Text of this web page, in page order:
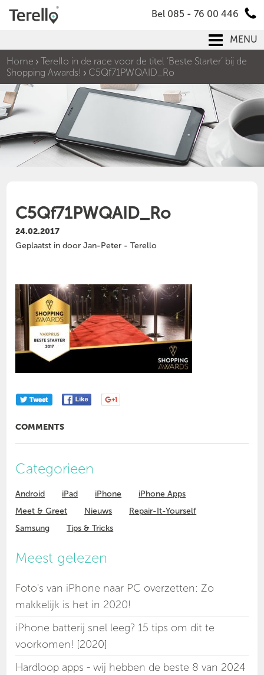
Bel 085 - 76 00 446
MENU
Home
Terello in de race voor de titel ‘Beste Starter’ bij de
Shopping Awards!
C5Qf71PWQAID_Ro
C5Qf71PWQAID_Ro
24.02.2017
Geplaatst in door Jan-Peter - Terello
COMMENTS
Categorieen
Android iPad iPhone
iPhone Apps
Meet & Greet
Nieuws
Repair-It-Yourself
Samsung
Tips & Tricks
Meest gelezen
Foto's van iPhone naar PC overzetten: Zo
makkelijk is het in 2020!
iPhone batterij snel leeg? 15 tips om dit te
voorkomen! [2020]
Hardloop apps - wij hebben de beste 8 van 2024